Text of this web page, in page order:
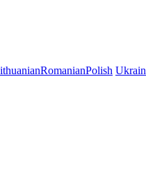
RomanianPolish